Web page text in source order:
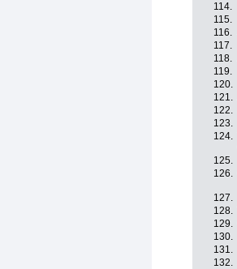
114.
115.
116.
117.
118.
119.
120.
121.
122.
123.
124.
125.
126.
127.
128.
129.
130.
131.
132.